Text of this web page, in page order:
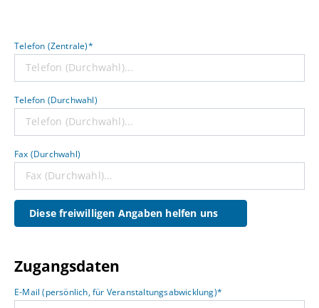
Telefon (Zentrale)*
Telefon (Durchwahl)
Fax (Durchwahl)
Diese freiwilligen Angaben helfen uns
Zugangsdaten
E-Mail (persönlich, für Veranstaltungsabwicklung)*